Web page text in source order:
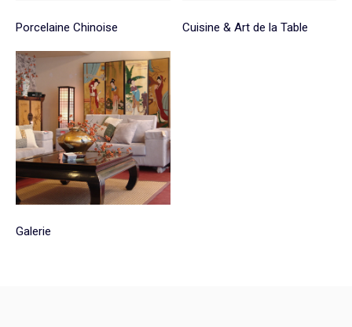
Porcelaine Chinoise Cuisine & Art de la Table
Galerie